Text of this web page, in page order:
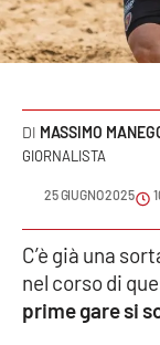
Sport
Cultura
Podcast
VIDEO
MASSIMO
GIORNALISTA
25 GIUGNO 2025
C’è già una
nel corso di
prime gare si